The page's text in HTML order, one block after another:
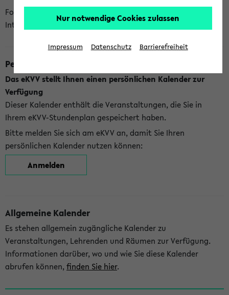
Folgende Kalender bietet Ihnen das eKVV derzeit zur
Integration an:
Persönlicher Kalender
Das eKVV stellt Ihnen einen persönlichen Kalender zur
Verfügung
Dieser Kalender enthält die Veranstaltungen, die Sie in
Ihrem eKVV-Stundenplan gespeichert haben.
Bitte melden Sie sich am eKVV an, damit Sie Ihren
persönlichen Kalender nutzen können:
Anmelden
Allgemeine Kalender
Es stehen allgemein zugängliche Kalender zu
Veranstaltungen, Lehrenden und Räumen zur Verfügung.
Informationen darüber, wo und wie Sie diese Kalender
abrufen können, finden Sie hier.
Nur notwendige Cookies zulassen
Impressum Datenschutz Barrierefreiheit